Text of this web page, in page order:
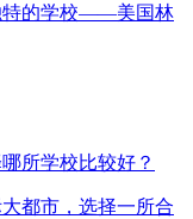
特的学校——美国林
所学校比较好？
都市，选择一所合